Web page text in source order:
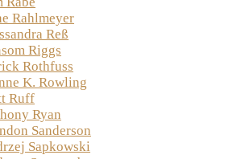
Rahlmeyer
Reß
Riggs
Rothfuss
K. Rowling
Ruff
Ryan
Sanderson
Sapkowski